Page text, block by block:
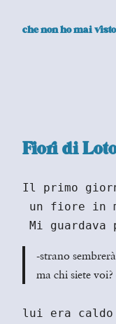
che non ho mai
Fiori di
Il primo
un fiore in
Mi
-strano
ma chi siete voi?
lui era caldo